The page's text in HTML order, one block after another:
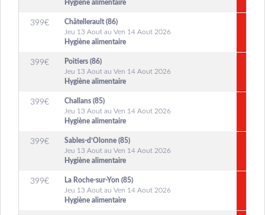
Hygiène alimentaire
399€
Châtellerault (86)
Jeu 13 Aout au Ven 14 Aout 2026
Hygiène alimentaire
399€
Poitiers (86)
Jeu 13 Aout au Ven 14 Aout 2026
Hygiène alimentaire
399€
Challans (85)
Jeu 13 Aout au Ven 14 Aout 2026
Hygiène alimentaire
399€
Sables-d’Olonne (85)
Jeu 13 Aout au Ven 14 Aout 2026
Hygiène alimentaire
399€
La Roche-sur-Yon (85)
Jeu 13 Aout au Ven 14 Aout 2026
Hygiène alimentaire